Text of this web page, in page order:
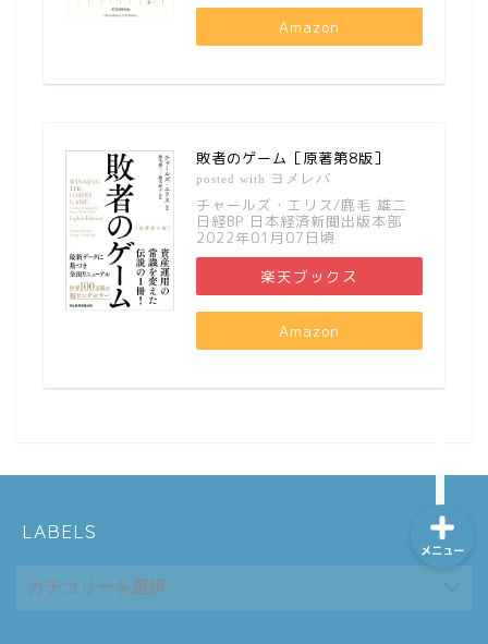
Amazon
敗者のゲーム［原著第8版］
posted with ヨメレバ
チャールズ・エリス/鹿毛 雄二
日経BP 日本経済新聞出版本部
2022年01月07日頃
楽天ブックス
Amazon
LABELS
メニュー